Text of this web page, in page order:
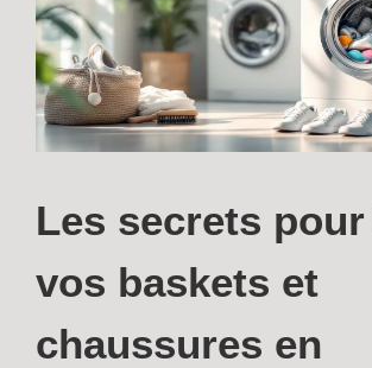
Les secrets
vos baskets et
chaussures en